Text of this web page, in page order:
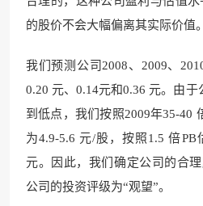
的股价不会大幅偏离其实际价值。
我们预测公司2008、2009、
0.20 元、0.14元和0.36 元。由
到低点，我们按照2009年35-40
为4.9-5.6 元/股，按照1.5 倍
元。因此，我们确定公司的合理
公司的投资评级为“观望”。